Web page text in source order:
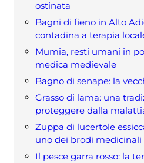
ostinata
Bagni di fieno in Alto
contadina a terapia
Mumia, resti umani in
medica medievale
Bagno di senape: la
Grasso di lama: una
proteggere dalla
Zuppa di lucertole
uno dei brodi
Il pesce garra rosso: la